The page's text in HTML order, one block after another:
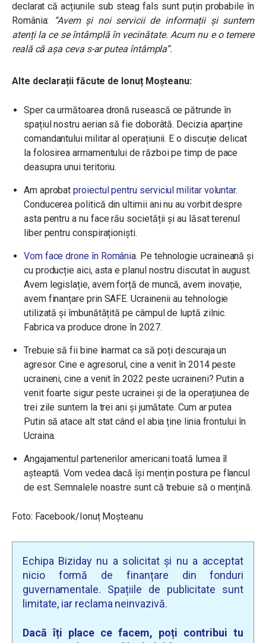
declarat că acțiunile sub steag fals sunt puțin probabile în
România:
“Avem și noi servicii de informații și suntem
atenți la ce se întâmplă în vecinătate. Acum nu e o temere
reală că așa ceva s-ar putea întâmpla”.
Alte declarații făcute de Ionuț Moșteanu:
Sper ca următoarea dronă rusească ce pătrunde în
spațiul nostru aerian să fie doborâtă. Decizia aparține
comandantului militar al operațiunii. E o discuție delicat
la folosirea armamentului de război pe timp de pace
deasupra unui teritoriu.
Am aprobatproiectul pentru serviciul militar voluntar.
Conducerea politică din ultimii ani nu au vorbit despre
asta pentru a nu face rău societății și au lăsat terenul
liber pentru conspiraționiști.
Vom face drone în România. Pe tehnologie ucraineană și
cu producție aici, asta e planul nostru discutat în august.
Avem legislație, avem forță de muncă, avem inovație,
avem finanțare prin SAFE. Ucrainenii au tehnologie
utilizată și îmbunătățită pe câmpul de luptă zilnic.
Fabrica va produce drone în 2027.
Trebuie să fii bine înarmat ca să poți descuraja un
agresor. Cine e agresorul, cine a venit în 2014 peste
ucraineni, cine a venit în 2022 peste ucraineni? Putin a
venit foarte sigur peste ucrainei și de la operațiunea de
trei zile suntem la trei ani și jumătate. Cum ar putea
Putin să atace alt stat când el abia ține linia frontului în
Ucraina.
Angajamentul partenerilor americani toată lumea îl
așteaptă. Vom vedea dacă își mențin postura pe flancul
de est. Semnalele noastre sunt că trebuie să o mențină.
Foto: Facebook/Ionuț Moșteanu
Echipa Biziday nu a solicitat și nu a acceptat
nicio formă de finanțare din fonduri
guvernamentale. Spațiile de publicitate sunt
limitate, iar reclama neinvazivă.
Dacă îți place ce facem, poți contribui tu